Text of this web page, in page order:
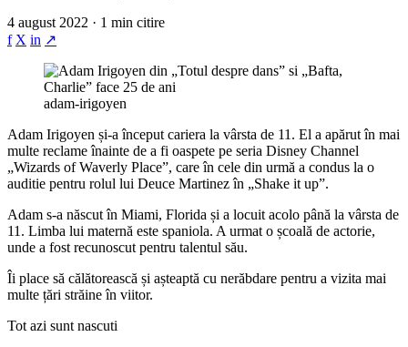
4 august 2022 · 1 min citire
f X in ↗
adam-irigoyen
Adam Irigoyen și-a început cariera la vârsta de 11. El a apărut în mai
multe reclame înainte de a fi oaspete pe seria Disney Channel
„Wizards of Waverly Place”, care în cele din urmă a condus la o
auditie pentru rolul lui Deuce Martinez în „Shake it up”.
Adam s-a născut în Miami, Florida și a locuit acolo până la vârsta de
11. Limba lui maternă este spaniola. A urmat o școală de actorie,
unde a fost recunoscut pentru talentul său.
Îi place să călătorească și așteaptă cu nerăbdare pentru a vizita mai
multe țări străine în viitor.
Tot azi sunt nascuti